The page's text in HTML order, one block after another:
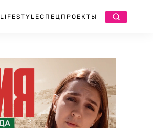
LIFESTYLEСПЕЦПРОЕКТЫ